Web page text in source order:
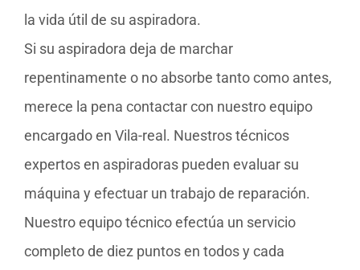
la vida útil de su aspiradora.
Si su aspiradora deja de marchar
repentinamente o no absorbe tanto como antes,
merece la pena contactar con nuestro equipo
encargado en Vila-real. Nuestros técnicos
expertos en aspiradoras pueden evaluar su
máquina y efectuar un trabajo de reparación.
Nuestro equipo técnico efectúa un servicio
completo de diez puntos en todos y cada